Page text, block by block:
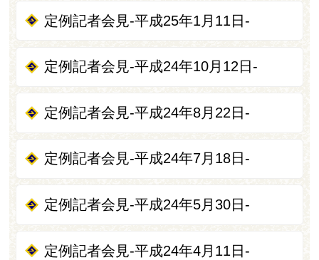
定例記者会見-平成25年1月11日-
定例記者会見-平成24年10月12日-
定例記者会見-平成24年8月22日-
定例記者会見-平成24年7月18日-
定例記者会見-平成24年5月30日-
定例記者会見-平成24年4月11日-